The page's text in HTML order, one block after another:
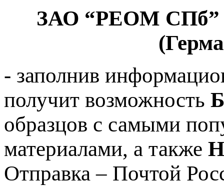
ЗАО “РЕОМ СПб”
- заполнив
получит возможность
образцов с самыми
материалами, а также
Отправка – Почтой